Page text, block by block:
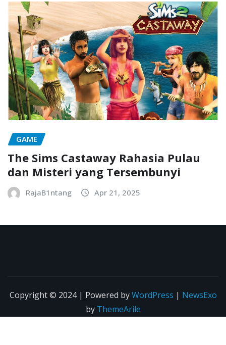
GAME
The Sims Castaway Rahasia Pulau
dan Misteri yang Tersembunyi
RajaB1ntang Apr 21, 2025
Copyright © 2024 | Powered byWordPress | NewsExo
by ThemeArile